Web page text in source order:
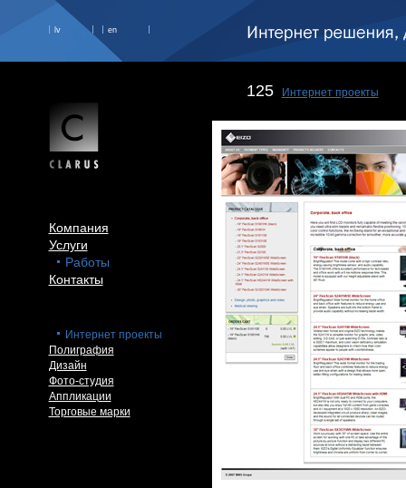
lv en
Компания
Услуги
Работы
Контакты
Интернет проекты
Полиграфия
Дизайн
Фото-студия
Аппликации
Торговые марки
125 Интернет проекты